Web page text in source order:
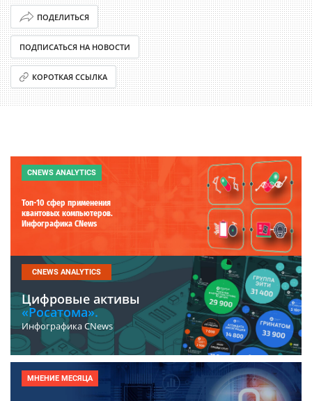
ПОДЕЛИТЬСЯ
ПОДПИСАТЬСЯ НА НОВОСТИ
КОРОТКАЯ ССЫЛКА
CNEWS ANALYTICS
Топ-10 сфер применения
квантовых компьютеров.
Инфографика CNews
CNEWS ANALYTICS
Цифровые активы
«Росатома».
Инфографика CNews
МНЕНИЕ МЕСЯЦА